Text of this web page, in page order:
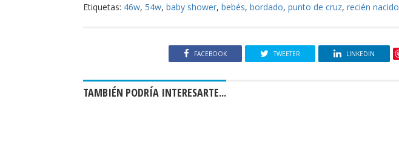
Etiquetas: 46w, 54w, baby shower, bebés, bordado, punto de cruz, recién nacido
FACEBOOK TWEETER LINKEDIN
TAMBIÉN PODRÍA INTERESARTE...